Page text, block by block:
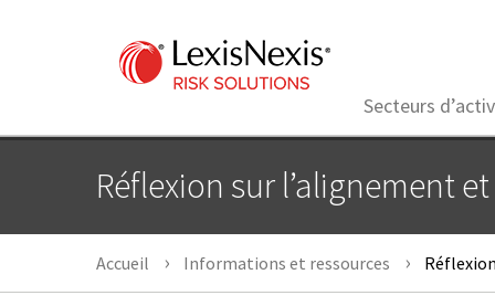
Secteurs
Réflexion sur l’alignement
Accueil Informations et ressources